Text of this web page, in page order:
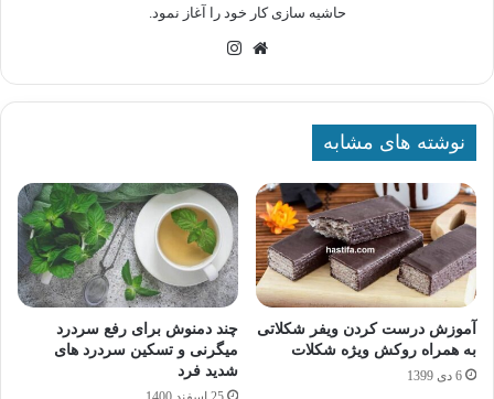
حاشیه سازی کار خود را آغاز نمود.
وبسایت
نوشته های مشابه
آموزش درست کردن ویفر شکلاتی
به همراه روکش ویژه شکلات
6 دی 1399
چند دمنوش برای رفع سردرد
میگرنی و تسکین سردرد های
شدید فرد